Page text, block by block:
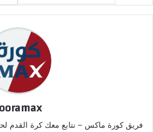
فريق كورة ماكس – نتابع معك كرة القدم